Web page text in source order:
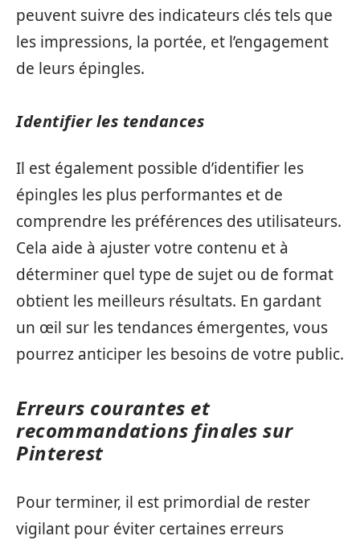
peuvent suivre des indicateurs clés tels que
les impressions, la portée, et l’engagement
de leurs épingles.
Identifier les tendances
Il est également possible d’identifier les
épingles les plus performantes et de
comprendre les préférences des utilisateurs.
Cela aide à ajuster votre contenu et à
déterminer quel type de sujet ou de format
obtient les meilleurs résultats. En gardant
un œil sur les tendances émergentes, vous
pourrez anticiper les besoins de votre public.
Erreurs courantes et
recommandations finales sur
Pinterest
Pour terminer, il est primordial de rester
vigilant pour éviter certaines erreurs